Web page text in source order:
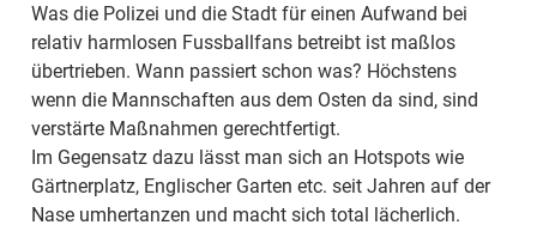
Was die Polizei und die Stadt für einen Aufwand bei
relativ harmlosen Fussballfans betreibt ist maßlos
übertrieben. Wann passiert schon was? Höchstens
wenn die Mannschaften aus dem Osten da sind, sind
verstärte Maßnahmen gerechtfertigt.
Im Gegensatz dazu lässt man sich an Hotspots wie
Gärtnerplatz, Englischer Garten etc. seit Jahren auf der
Nase umhertanzen und macht sich total lächerlich.